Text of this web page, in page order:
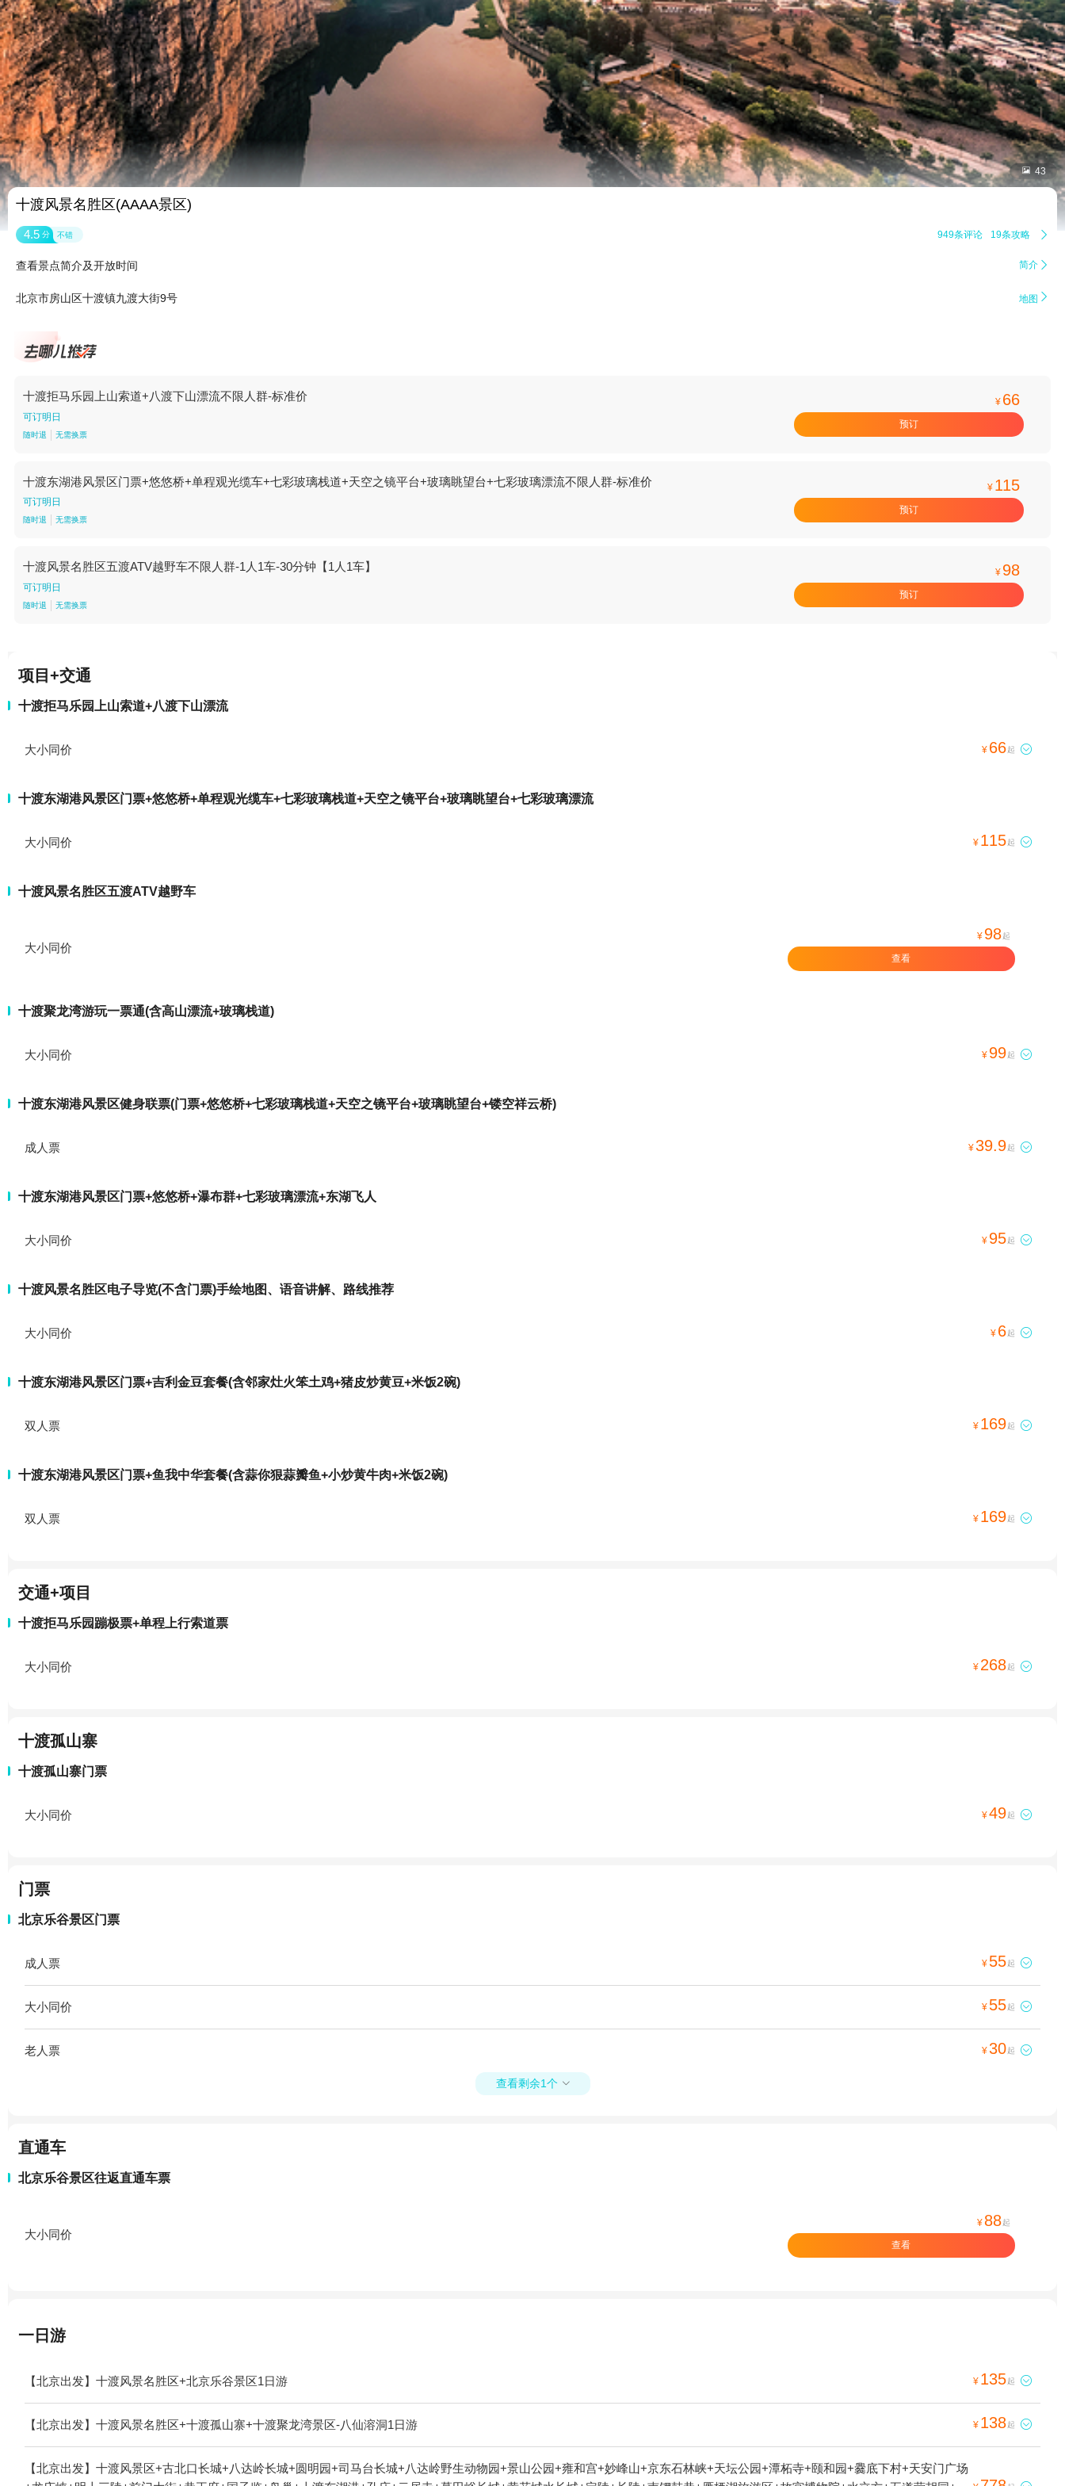
 43
十渡风景名胜区(AAAA景区)
4.5 分 不错 949条评论 19条攻略 
查看景点简介及开放时间 简介 
北京市房山区十渡镇九渡大街9号 地图 
十渡拒马乐园上山索道+八渡下山漂流不限人群-标准价
可订明日
随时退 无需换票
¥ 66
预订
十渡东湖港风景区门票+悠悠桥+单程观光缆车+七彩玻璃栈道+天空之镜平台+玻璃眺望台+七彩玻璃漂流不限人群-标准价
可订明日
随时退 无需换票
¥ 115
预订
十渡风景名胜区五渡ATV越野车不限人群-1人1车-30分钟【1人1车】
可订明日
随时退 无需换票
¥ 98
预订
项目+交通
十渡拒马乐园上山索道+八渡下山漂流
大小同价 ¥ 66起 
十渡东湖港风景区门票+悠悠桥+单程观光缆车+七彩玻璃栈道+天空之镜平台+玻璃眺望台+七彩玻璃漂流
大小同价 ¥ 115起 
十渡风景名胜区五渡ATV越野车
大小同价
¥ 98 起
查看
十渡聚龙湾游玩一票通(含高山漂流+玻璃栈道)
大小同价 ¥ 99起 
十渡东湖港风景区健身联票(门票+悠悠桥+七彩玻璃栈道+天空之镜平台+玻璃眺望台+镂空祥云桥)
成人票 ¥39.9起 
十渡东湖港风景区门票+悠悠桥+瀑布群+七彩玻璃漂流+东湖飞人
大小同价 ¥ 95起 
十渡风景名胜区电子导览(不含门票)手绘地图、语音讲解、路线推荐
大小同价 ¥ 6起 
十渡东湖港风景区门票+吉利金豆套餐(含邻家灶火笨土鸡+猪皮炒黄豆+米饭2碗)
双人票 ¥ 169起 
十渡东湖港风景区门票+鱼我中华套餐(含蒜你狠蒜瓣鱼+小炒黄牛肉+米饭2碗)
双人票 ¥ 169起 
交通+项目
十渡拒马乐园蹦极票+单程上行索道票
大小同价 ¥ 268起 
十渡孤山寨
十渡孤山寨门票
大小同价 ¥49起 
门票
北京乐谷景区门票
成人票 ¥ 55起 
大小同价 ¥ 55起 
老人票 ¥30起 
查看剩余1个 
直通车
北京乐谷景区往返直通车票
大小同价
¥ 88 起
查看
一日游
【北京出发】十渡风景名胜区+北京乐谷景区1日游 ¥ 135起 
【北京出发】十渡风景名胜区+十渡孤山寨+十渡聚龙湾景区-八仙溶洞1日游 ¥ 138起 
【北京出发】十渡风景区+古北口长城+八达岭长城+圆明园+司马台长城+八达岭野生动物园+景山公园+雍和宫+妙峰山+京东石林峡+天坛公园+潭柘寺+颐和园+爨底下村+天安门广场